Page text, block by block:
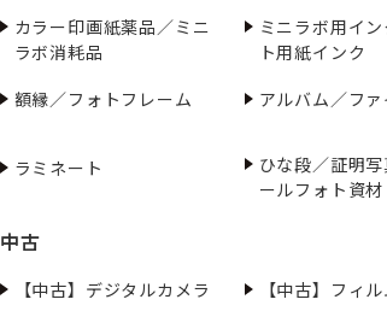
カラー印画紙薬品／ミニ
ラボ消耗品
ミニラボ用イ
ト用紙インク
額縁／フォトフレーム
アルバム／フ
ラミネート
ひな段／証明
ールフォト資材
中古
【中古】デジタルカメラ 【中古】フィ